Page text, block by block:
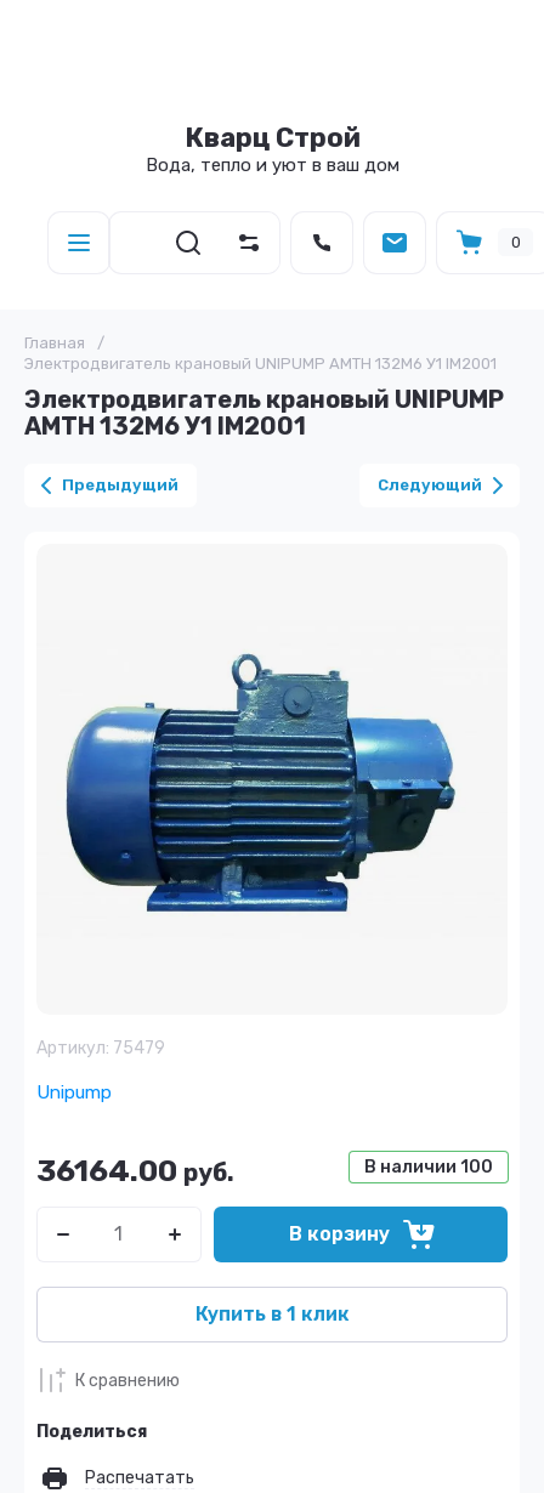
Кварц Строй
Вода, тепло и уют в ваш дом
0
Главная
/
Электродвигатель крановый UNIPUMP AМTH 132M6 У1 IM2001
Электродвигатель крановый UNIPUMP
AМTH 132M6 У1 IM2001
Предыдущий Следующий
Артикул: 75479
Unipump
В наличии 100
36164.00 руб.
В корзину
Купить в 1 клик
К сравнению
Поделиться
Распечатать